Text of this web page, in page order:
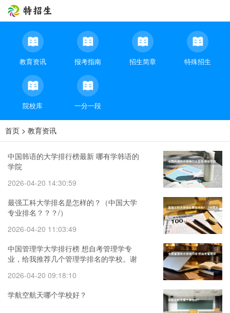
教育资讯 报考指南 招生简章 特殊招生
院校库 一分一段
首页 > 教育资讯
中国韩语的大学排行榜最新 哪有学韩语的
学院
2026-04-20 14:30:59
最强工科大学排名是怎样的？（中国大学
专业排名？？？/）
2026-04-20 11:03:49
中国管理学大学排行榜 想自考管理学专
业，给我推荐几个管理学排名的学校。谢
2026-04-20 09:18:10
学航空航天哪个学校好？